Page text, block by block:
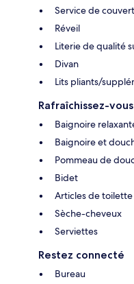
Service de
Réveil
Literie de qualité
Divan
Lits pliants/
Rafraîchissez-vous
Baignoire
Baignoire et
Pommeau de
Bidet
Articles de
Sèche-cheveux
Serviettes
Restez connecté
Bureau